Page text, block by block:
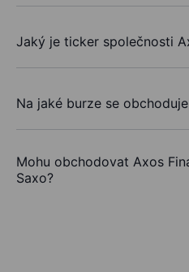
Jaký je ticker společnosti
Na jaké burze se
Mohu obchodovat Axos
Saxo?